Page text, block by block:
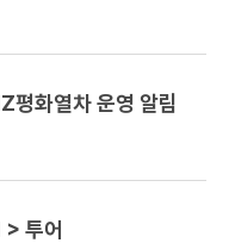
평화열차 운영 알림
투어